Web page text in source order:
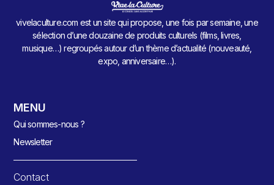
vivelaculture.com est un site qui propose, une fois par semaine, une
sélection d’une douzaine de produits culturels (films, livres,
musique…) regroupés autour d’un thème d’actualité (nouveauté,
expo, anniversaire…).
MENU
Qui sommes-nous ?
Newsletter
Contact